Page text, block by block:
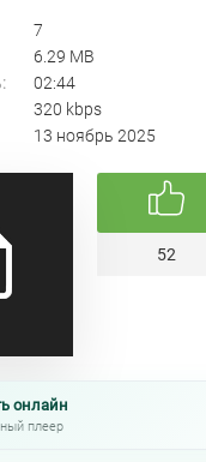
7
6.29 MB
02:44
320 kbps
13 ноябрь 2025
52
онлайн
плеер